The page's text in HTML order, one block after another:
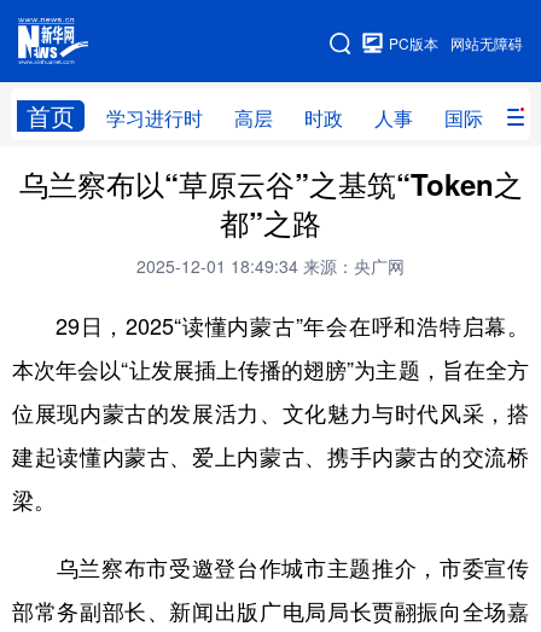
网站无障碍
PC版本
首页 学习进行时 高层 时政 人事 国际 财
网站地图
学习进行时 高层 时政 人事
财经 网评
全球连线
科技 科创 量子 体育
文化 书画 健康 军事
学术中国 溯源中国
乌兰察布以“草原云谷”之基筑“Token之
都”之路
2025-12-01 18:49:34 来源：央广网
29日，2025“读懂内蒙古”年会在呼和浩特启幕。
本次年会以“让发展插上传播的翅膀”为主题，旨在全方
位展现内蒙古的发展活力、文化魅力与时代风采，搭
建起读懂内蒙古、爱上内蒙古、携手内蒙古的交流桥
梁。
乌兰察布市受邀登台作城市主题推介，市委宣传
部常务副部长、新闻出版广电局局长贾翮振向全场嘉